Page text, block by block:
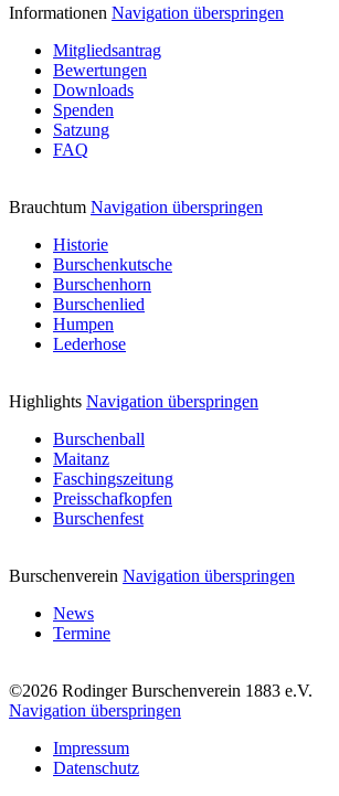
Informationen Navigation überspringen
Mitgliedsantrag
Bewertungen
Downloads
Spenden
Satzung
FAQ
Brauchtum Navigation überspringen
Historie
Burschenkutsche
Burschenhorn
Burschenlied
Humpen
Lederhose
Highlights Navigation überspringen
Burschenball
Maitanz
Faschingszeitung
Preisschafkopfen
Burschenfest
Burschenverein Navigation überspringen
News
Termine
©2026 Rodinger Burschenverein 1883 e.V.
Navigation überspringen
Impressum
Datenschutz